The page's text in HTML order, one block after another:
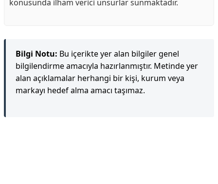
konusunda ilham verici unsurlar sunmaktadır.
Bilgi Notu: Bu içerikte yer alan bilgiler genel
bilgilendirme amacıyla hazırlanmıştır. Metinde yer
alan açıklamalar herhangi bir kişi, kurum veya
markayı hedef alma amacı taşımaz.